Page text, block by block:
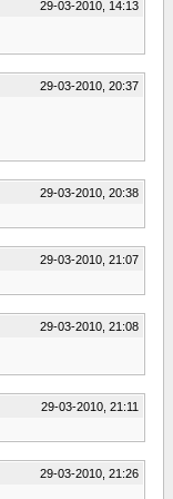
29-03-2010, 14:13
29-03-2010, 20:37
29-03-2010, 20:38
29-03-2010, 21:07
29-03-2010, 21:08
29-03-2010, 21:11
29-03-2010, 21:26